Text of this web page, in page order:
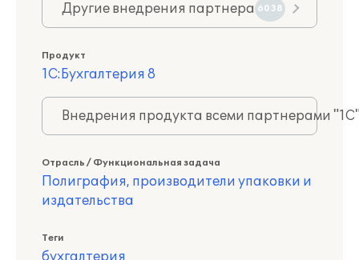
Другие внедрения партнера 6038
Продукт
1С:Бухгалтерия 8
Внедрения продукта всеми партнерами
Отрасль / Функциональная задача
Полиграфия, производители упаковки и
издательства
Теги
бухгалтерия